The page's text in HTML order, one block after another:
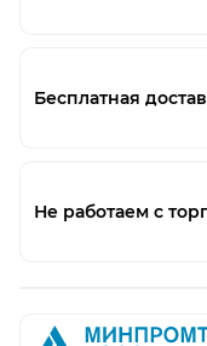
Бесплатная
Не работаем с